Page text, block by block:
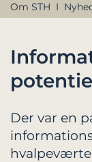
Om STH
Der var en